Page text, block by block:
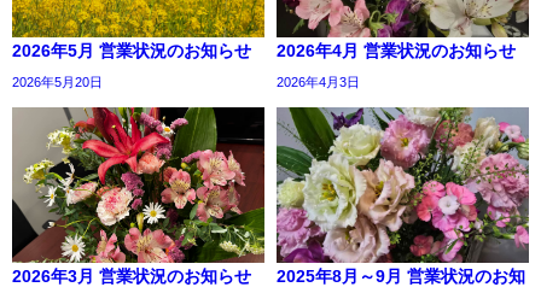
2026年5月 営業状況のお知らせ
2026年5月20日
2026年4月 営業状況のお知らせ
2026年4月3日
2026年3月 営業状況のお知らせ
2025年8月～9月 営業状況のお知